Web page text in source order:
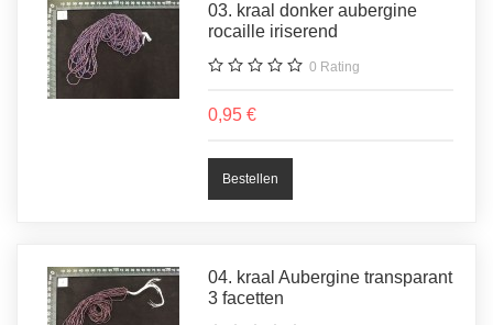
03. kraal donker aubergine
rocaille iriserend
0 Rating
0,95 €
04. kraal Aubergine transparant
3 facetten